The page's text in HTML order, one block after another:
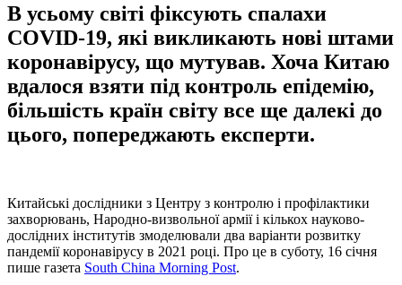
В усьому світі фіксують спалахи
COVID-19, які викликають нові штами
коронавірусу, що мутував. Хоча Китаю
вдалося взяти під контроль епідемію,
більшість країн світу все ще далекі до
цього, попереджають експерти.
Китайські дослідники з Центру з контролю і профілактики
захворювань, Народно-визвольної армії і кількох науково-
дослідних інститутів змоделювали два варіанти розвитку
пандемії коронавірусу в 2021 році. Про це в суботу, 16 січня
пише газета South China Morning Post.